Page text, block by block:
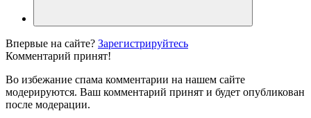
Впервые на сайте? Зарегистрируйтесь
Комментарий принят!
Во избежание спама комментарии на нашем сайте
модерируются. Ваш комментарий принят и будет опубликован
после модерации.